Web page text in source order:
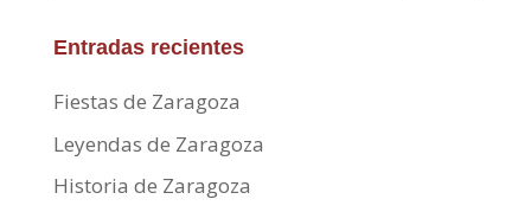
Entradas recientes
Fiestas de Zaragoza
Leyendas de Zaragoza
Historia de Zaragoza